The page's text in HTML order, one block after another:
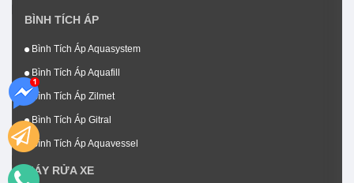
BÌNH TÍCH ÁP
Bình Tích Áp Aquasystem
Bình Tích Áp Aquafill
Bình Tích Áp Zilmet
Bình Tích Áp Gitral
Bình Tích Áp Aquavessel
MÁY RỬA XE